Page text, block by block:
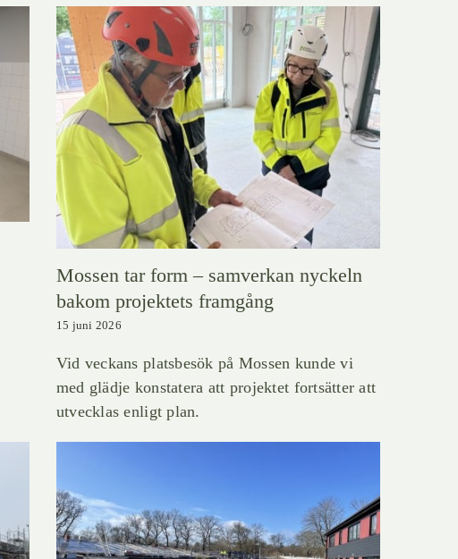
Mossen tar form – samverkan nyckeln
bakom projektets framgång
15 juni 2026
Vid veckans platsbesök på Mossen kunde vi
med glädje konstatera att projektet fortsätter att
utvecklas enligt plan.